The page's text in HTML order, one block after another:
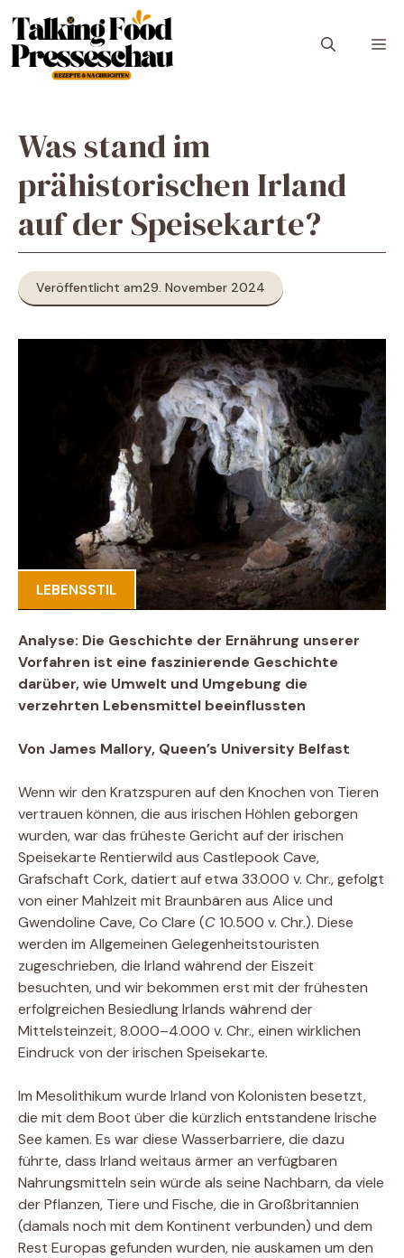
Inhalt
springen
Was stand im
prähistorischen Irland
auf der Speisekarte?
Veröffentlicht am29. November 2024
LEBENSSTIL
Analyse: Die Geschichte der Ernährung unserer
Vorfahren ist eine faszinierende Geschichte
darüber, wie Umwelt und Umgebung die
verzehrten Lebensmittel beeinflussten
Von James Mallory, Queen’s University Belfast
Wenn wir den Kratzspuren auf den Knochen von Tieren
vertrauen können, die aus irischen Höhlen geborgen
wurden, war das früheste Gericht auf der irischen
Speisekarte Rentierwild aus Castlepook Cave,
Grafschaft Cork, datiert auf etwa 33.000 v. Chr., gefolgt
von einer Mahlzeit mit Braunbären aus Alice und
Gwendoline Cave, Co Clare (C10.500 v. Chr.). Diese
werden im Allgemeinen Gelegenheitstouristen
zugeschrieben, die Irland während der Eiszeit
besuchten, und wir bekommen erst mit der frühesten
erfolgreichen Besiedlung Irlands während der
Mittelsteinzeit, 8.000–4.000 v. Chr., einen wirklichen
Eindruck von der irischen Speisekarte.
Im Mesolithikum wurde Irland von Kolonisten besetzt,
die mit dem Boot über die kürzlich entstandene Irische
See kamen. Es war diese Wasserbarriere, die dazu
führte, dass Irland weitaus ärmer an verfügbaren
Nahrungsmitteln sein würde als seine Nachbarn, da viele
der Pflanzen, Tiere und Fische, die in Großbritannien
(damals noch mit dem Kontinent verbunden) und dem
Rest Europas gefunden wurden, nie auskamen um den